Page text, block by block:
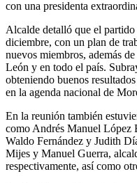
con una presidenta
Alcalde detalló que el partido
diciembre, con un plan de
nuevos miembros, además
León y en todo el país.
obteniendo buenos
en la agenda nacional de
En la reunión también
como Andrés Manuel López
Waldo Fernández y Judith
Mijes y Manuel Guerra,
respectivamente, así como